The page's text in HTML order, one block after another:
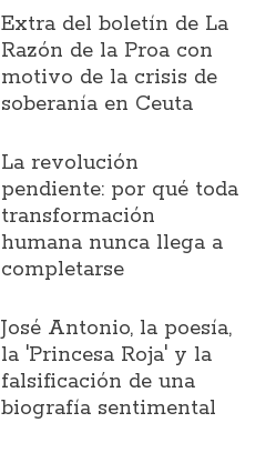
Extra del boletín de La
Razón de la Proa con
motivo de la crisis de
soberanía en Ceuta
La revolución
pendiente: por qué toda
transformación
humana nunca llega a
completarse
José Antonio, la poesía,
la 'Princesa Roja' y la
falsificación de una
biografía sentimental